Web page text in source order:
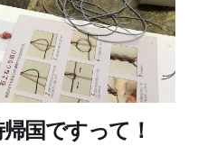
国ですって！